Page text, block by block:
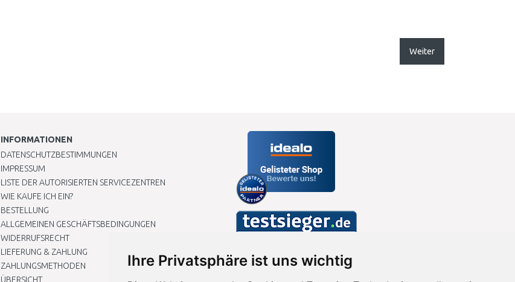
Ihre Privatsphäre ist uns wichtig
Weiter
INFORMATIONEN
DATENSCHUTZBESTIMMUNGEN
IMPRESSUM
LISTE DER AUTORISIERTEN SERVICEZENTREN
WIE KAUFE ICH EIN?
BESTELLUNG
ALLGEMEINEN GESCHÄFTSBEDINGUNGEN
WIDERRUFSRECHT
LIEFERUNG & ZAHLUNG
ZAHLUNGSMETHODEN
ÜBERSICHT